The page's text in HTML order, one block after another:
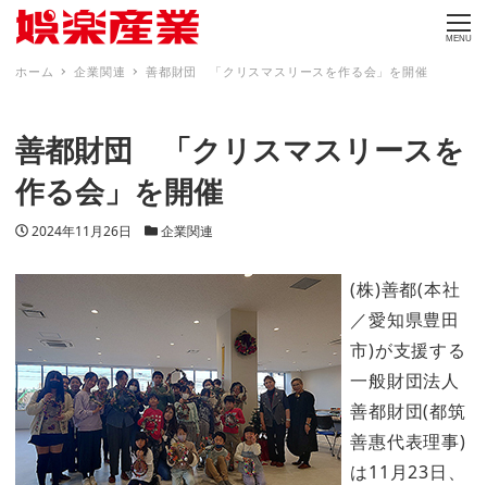
MENU
ホーム 企業関連 善都財団 「クリスマスリースを作る会」を開催
善都財団 「クリスマスリースを
作る会」を開催
投稿日
2024年11月26日 カテゴリー
企業関連
(株)善都(本社
／愛知県豊田
市)が支援する
一般財団法人
善都財団(都筑
善惠代表理事)
は11月23日、